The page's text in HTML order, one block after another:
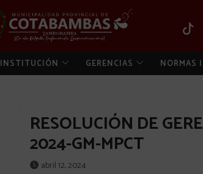
INSTITUCIÓN GERENCIAS NORMAS
RESOLUCIÓN DE
2024-GM-MPCT
abril 12, 2024